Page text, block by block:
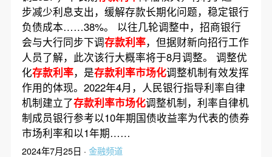
步减少利息支出，缓解存款长期化问题，稳定银行
负债成本……38%。 以往几轮调整中，招商银行
会与大行同步下调存款利率，但据财新向招行工作
人员了解，此次该行大概率将于8月调整。 调整优
化存款利率，是存款利率市场化调整机制有效发挥
作用的体现。2022年4月，人民银行指导利率自律
机制建立了存款利率市场化调整机制，利率自律机
制成员银行参考以10年期国债收益率为代表的债券
市场利率和以1年期……
2024年7月25日 · 金融频道